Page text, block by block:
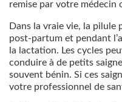
remise par votre médecin
Dans la vraie vie, la pilule
post-partum et pendant
la lactation. Les cycles
conduire à de petits
souvent bénin. Si ces
votre professionnel de